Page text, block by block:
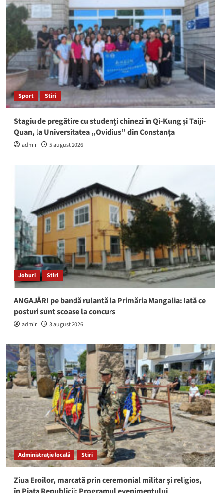
Sport Stiri
Stagiu de pregătire cu studenți chinezi în Qi-Kung și Taiji-
Quan, la Universitatea „Ovidius” din Constanța
admin 5 august 2026
Joburi Stiri
ANGAJĂRI pe bandă rulantă la Primăria Mangalia: Iată ce
posturi sunt scoase la concurs
admin 3 august 2026
Administrație locală Stiri
Ziua Eroilor, marcată prin ceremonial militar și religios,